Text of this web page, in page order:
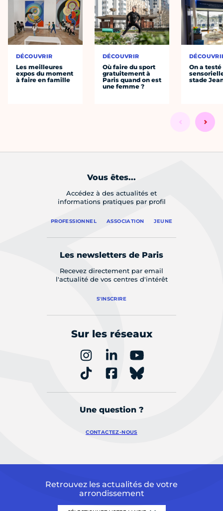
DÉCOUVRIR
Les meilleures
expos du moment
à faire en famille
DÉCOUVRIR
Où faire du sport
gratuitement à
Paris quand on est
une femme ?
On a
stade
Vous êtes...
Accédez à des actualités et
informations pratiques par profil
PROFESSIONNEL ASSOCIATION JEUNE
Les newsletters de Paris
Recevez directement par email
l'actualité de vos centres d'intérêt
S'INSCRIRE
Sur les réseaux
Une question ?
CONTACTEZ-NOUS
Retrouvez les actualités de votre
arrondissement